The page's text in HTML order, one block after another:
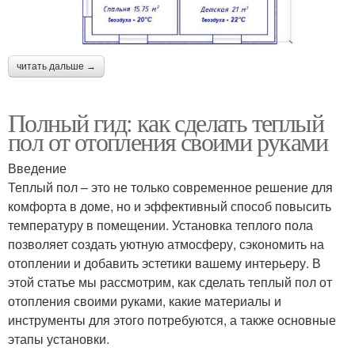
читать дальше →
Полный гид: как сделать теплый
пол от отопления своими руками
Введение
Теплый пол – это не только современное решение для
комфорта в доме, но и эффективный способ повысить
температуру в помещении. Установка теплого пола
позволяет создать уютную атмосферу, сэкономить на
отоплении и добавить эстетики вашему интерьеру. В
этой статье мы рассмотрим, как сделать теплый пол от
отопления своими руками, какие материалы и
инструменты для этого потребуются, а также основные
этапы установки.